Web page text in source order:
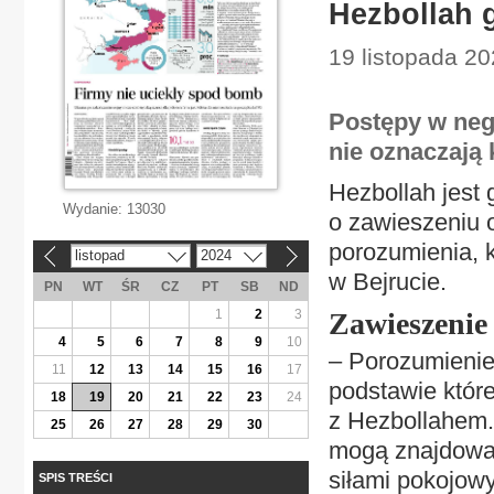
Hezbollah
19 listopada
Postępy w
nie oznaczają
Hezbollah jest
o zawieszeniu
porozumienia,
w Bejrucie.
–
podstawie
z
mogą
siłami
Wydanie: 13030
listopad 2024
PN WT ŚR CZ PT SB
ND
1
2
3
4
5 6 7 8 9
10
11
12 13 14 15 16
17
18
19 20 21 22 23
24
25
26 27 28 29 30
SPIS TREŚCI